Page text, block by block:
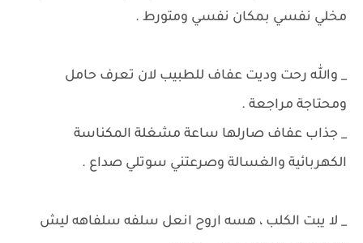
مخلي نفسي بمكان نفسي ومتورط .
_ والله رحت وديت عفاف للطبيب لان تعرف حامل
ومحتاجة مراجعة .
_ جذاب عفاف صارلها ساعة مشغلة المكناسة
الكهربائية والغسالة وصرعتني سوتلي صداع .
_ لا يبت الكلب ، هسه اروح انعل سلفه سلفاهه ليش